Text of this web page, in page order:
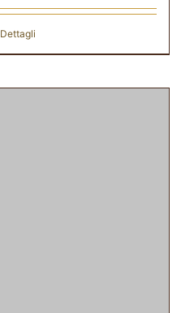
Dettagli